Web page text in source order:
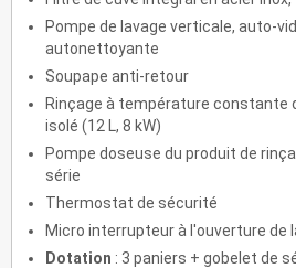
Pompe de lavage verticale, auto-
autonettoyante
Soupape anti-retour
Rinçage à température constante
isolé (12 L, 8 kW)
Pompe doseuse du produit de
série
Thermostat de sécurité
Micro interrupteur à l'ouverture de
Dotation : 3 paniers + gobelet de